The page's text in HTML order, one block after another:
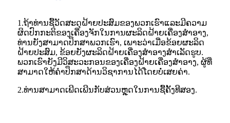
1.ຖ້າທ່ານຊື້ວັດສະດຸຝ້າຍປະສົມຂອງພວກເຮົາແລະມີຄວາມ
ຜິດປົກກະຕິຂອງເຄື່ອງຈັກໃນການຜະລິດຝ້າຍເຄື່ອງສໍາອາງ,
ທ່ານຍັງສາມາດປຶກສາພວກເຮົາ, ເພາະວ່າເມື່ອຂ້ອຍຜະລິດ
ຝ້າຍປະສົມ, ຂ້ອຍຍັງຜະລິດຝ້າຍເຄື່ອງສໍາອາງສໍາເລັດຮູບ.
ພວກເຮົາຍັງມີວິສະວະກອນຂອງເຄື່ອງຝ້າຍເຄື່ອງສໍາອາງ, ຜູ້ທີ່
ສາມາດໃຫ້ຄໍາປຶກສາດ້ານວິຊາການໄດ້ໂດຍບໍ່ເສຍຄ່າ.
2.ທ່ານສາມາດເພີດເພີນກັບສ່ວນຫຼຸດໃນການຊື້ຄັ້ງທີສອງ.